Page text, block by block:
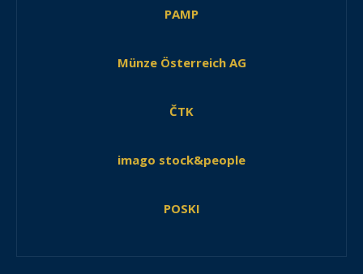
PAMP
Münze Österreich AG
ČTK
imago stock&people
POSKI